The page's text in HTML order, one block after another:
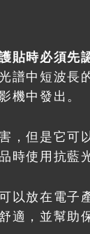
貼時必須先
譜中短波長
機中發出。
，但是它可
時使用抗藍
以放在電子
適，並幫助